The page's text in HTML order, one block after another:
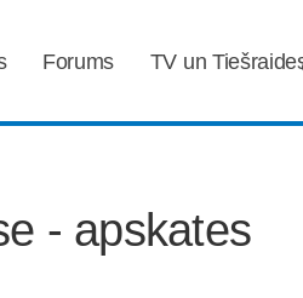
Forums TV un
- apskates